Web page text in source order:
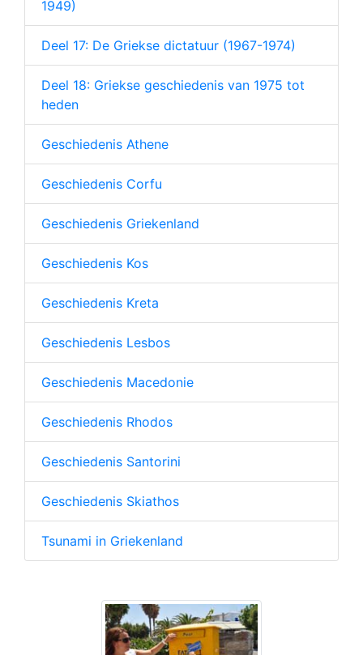
1949)
Deel 17: De Griekse dictatuur (1967-1974)
Deel 18: Griekse geschiedenis van 1975 tot
heden
Geschiedenis Athene
Geschiedenis Corfu
Geschiedenis Griekenland
Geschiedenis Kos
Geschiedenis Kreta
Geschiedenis Lesbos
Geschiedenis Macedonie
Geschiedenis Rhodos
Geschiedenis Santorini
Geschiedenis Skiathos
Tsunami in Griekenland